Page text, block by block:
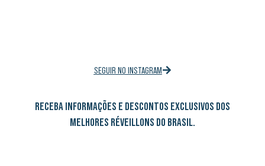
SEGUIR NO INSTAGRAM
RECEBA INFORMAÇÕES E DESCONTOS EXCLUSIVOS DOS
MELHORES RÉVEILLONS DO BRASIL.